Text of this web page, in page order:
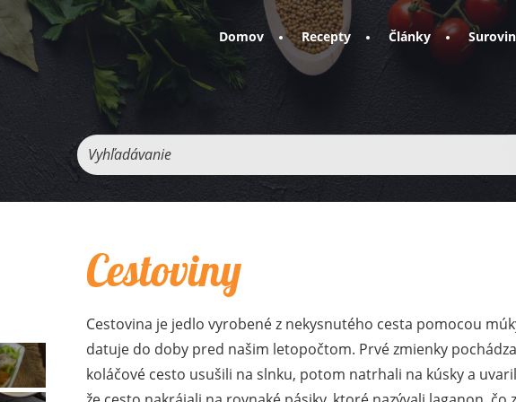
Domov Recepty Články
Vyhľadávanie
Cestoviny
Cestovina je jedlo vyrobené z nekysnutého cesta pomocou
datuje do doby pred našim letopočtom. Prvé zmienky
koláčové cesto usušili na slnku, potom natrhali na kúsky a